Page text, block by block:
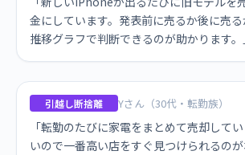
金にしています。発表前に売るか後に売
推移グラフで判断できるのが助かります。
引越し断捨離 Yさん（30代・転勤族）
「転勤のたびに家電をまとめて売却して
いので一番高い店をすぐ見つけられるのが